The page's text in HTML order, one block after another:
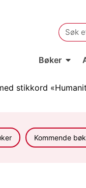
Search
for:
Bøker
stikkord
Kommende